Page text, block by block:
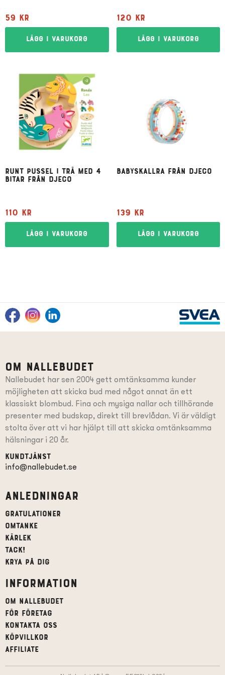
59 kr
Lägg i varukorg
120 kr
Lägg i varukorg
Runt pussel i trä med 4
bitar från Djeco
110 kr
Lägg i varukorg
Babyskallra från Djeco
139 kr
Lägg i varukorg
Om Nallebudet
Nallebudet har sen 2004 gett omtänksamma kunder
möjligheten att skicka bud med något annat än ett
klassiskt blombud. Fina och mysiga nallar och tillhörande
presentermed budskap, direkt till brevlådan. Vi är väldigt
stolta över att vi har hjälpt till att skicka omtänksamma
hälsningar i 20 år.
Kundtjänst
info@nallebudet.se
Anledningar
Gratulationer
Omtanke
Kärlek
Tack!
Krya på dig
Information
Om Nallebudet
För företag
Kontakta oss
Köpvillkor
affiliate